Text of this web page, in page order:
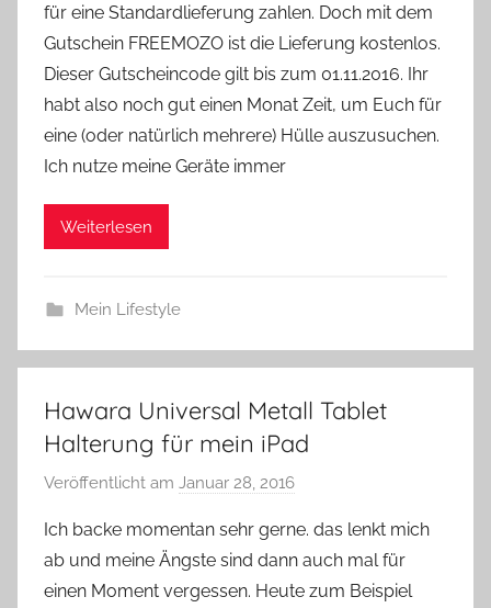
n
e
für eine Standardlieferung zahlen. Doch mit dem
Gutschein FREEMOZO ist die Lieferung kostenlos.
Dieser Gutscheincode gilt bis zum 01.11.2016. Ihr
habt also noch gut einen Monat Zeit, um Euch für
eine (oder natürlich mehrere) Hülle auszusuchen.
Ich nutze meine Geräte immer
Weiterlesen
Mein Lifestyle
Hawara Universal Metall Tablet
Halterung für mein iPad
Veröffentlicht am Januar 28, 2016
n
Y
v
Ich backe momentan sehr gerne. das lenkt mich
ab und meine Ängste sind dann auch mal für
einen Moment vergessen. Heute zum Beispiel